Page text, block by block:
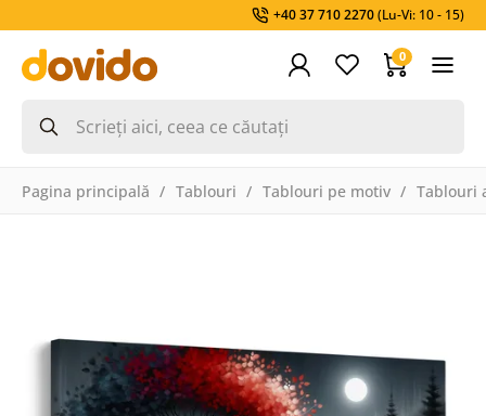
+40 37 710 2270(Lu-Vi: 10 - 15)
0
Pagina principală Tablouri Tablouri pe motiv Tablouri